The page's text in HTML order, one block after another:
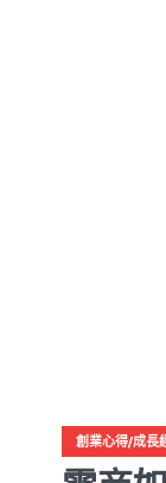
創業心得/成長